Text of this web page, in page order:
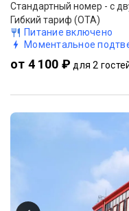
Стандартный номер - с
Гибкий тариф (ОТА)
Питание включено
Моментальное
от 4 100 ₽ для 2